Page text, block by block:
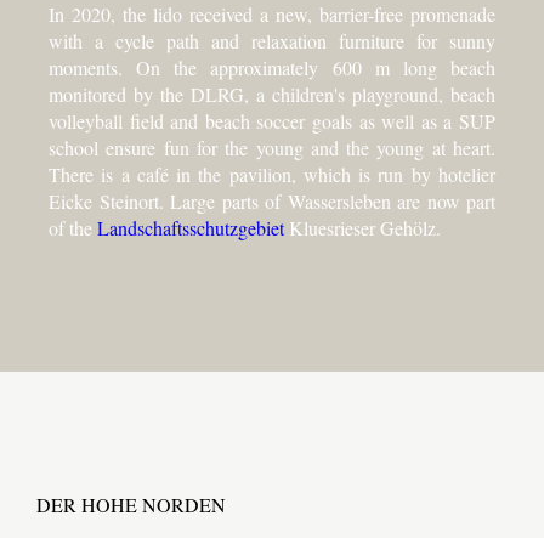
In 2020, the lido received a new, barrier-free promenade
with a cycle path and relaxation furniture for sunny
moments. On the approximately 600 m long beach
monitored by the DLRG, a children's playground, beach
volleyball field and beach soccer goals as well as a SUP
school ensure fun for the young and the young at heart.
There is a café in the pavilion, which is run by hotelier
Eicke Steinort. Large parts of Wassersleben are now part
of the LandschaftsschutzgebietKluesrieser Gehölz.
DER HOHE NORDEN